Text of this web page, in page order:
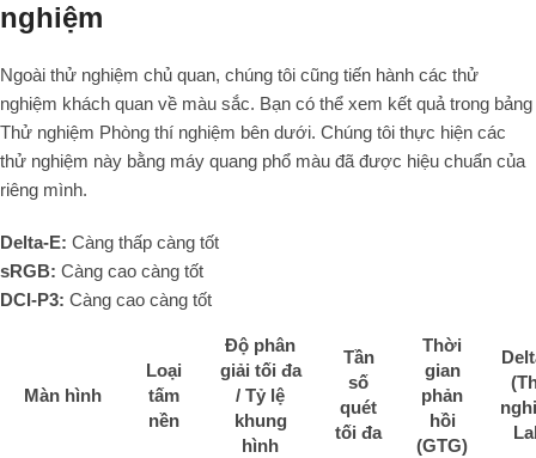
nghiệm
Ngoài thử nghiệm chủ quan, chúng tôi cũng tiến hành các thử
nghiệm khách quan về màu sắc. Bạn có thể xem kết quả trong bảng
Thử nghiệm Phòng thí nghiệm bên dưới. Chúng tôi thực hiện các
thử nghiệm này bằng máy quang phổ màu đã được hiệu chuẩn của
riêng mình.
Delta-E: Càng thấp càng tốt
sRGB: Càng cao càng tốt
DCI-P3: Càng cao càng tốt
Màn hình
Loại
tấm
nền
Độ phân
giải tối đa
/ Tỷ lệ
khung
hình
Tần
số
quét
tối đa
Thời
gian
phản
hồi
(GTG)